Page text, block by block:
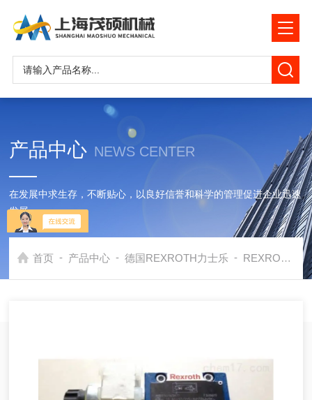
产品中心 NEWS CENTER
在发展中求生存，不断贴心，以良好信誉和科学的管理促进企业迅速
发展
首页 - 产品中心 - 德国REXROTH力士乐 - REXROTH电磁阀